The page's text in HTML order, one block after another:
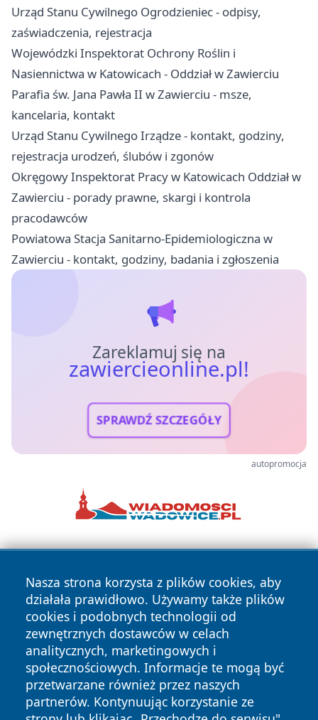
Urząd Stanu Cywilnego Ogrodzieniec - odpisy,
zaświadczenia, rejestracja
Wojewódzki Inspektorat Ochrony Roślin i
Nasiennictwa w Katowicach - Oddział w Zawierciu
Parafia św. Jana Pawła II w Zawierciu - msze,
kancelaria, kontakt
Urząd Stanu Cywilnego Irządze - kontakt, godziny,
rejestracja urodzeń, ślubów i zgonów
Okręgowy Inspektorat Pracy w Katowicach Oddział w
Zawierciu - porady prawne, skargi i kontrola
pracodawców
Powiatowa Stacja Sanitarno-Epidemiologiczna w
Zawierciu - kontakt, godziny, badania i zgłoszenia
Zareklamuj się na
zawiercieonline.pl!
SPRAWDŹ SZCZEGÓŁY
autopromocja
Nasza strona korzysta z plików cookies, aby
działała prawidłowo. Używamy także plików
cookies i podobnych technologii od
zewnętrznych dostawców w celach
analitycznych, marketingowych i
społecznościowych. Informacje te mogą być
przetwarzane również przez naszych
partnerów. Kontynuując korzystanie ze
Copyright © 2026 zawiercieonline.pl Wszystkie prawa
zastrzeżone.
News Autorzy
Polityka
Polityka